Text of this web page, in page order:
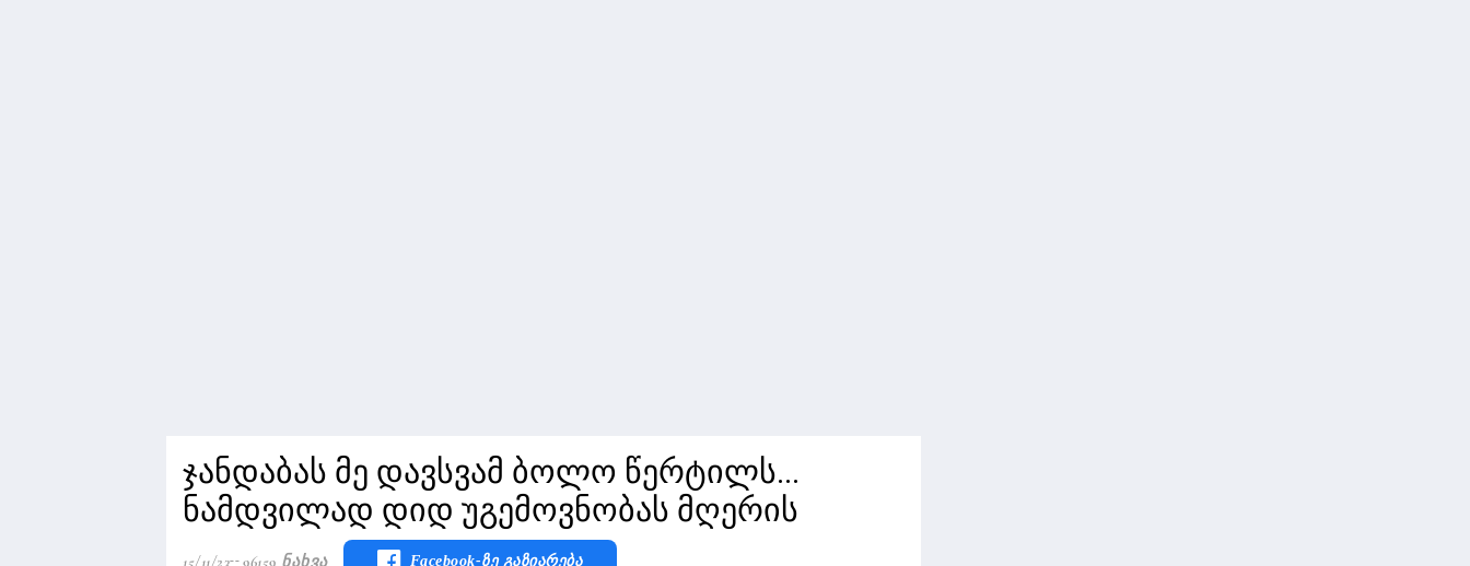
ჯანდაბას მე დავსვამ ბოლო წერტილს...
ნამდვილად დიდ უგემოვნობას მღერის
15/11/23 96159 Ნახვა Facebook-Ზე Გაზიარება